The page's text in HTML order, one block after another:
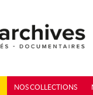
NOS COLLECTIONS